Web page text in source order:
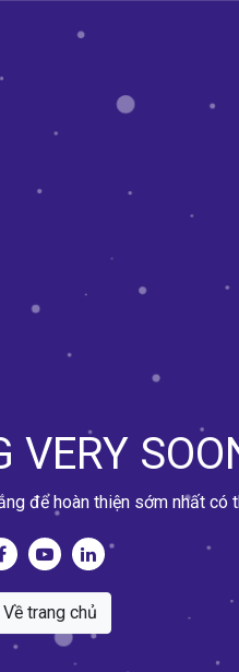
VERY
để hoàn thiện sớm nhất có
Về trang chủ